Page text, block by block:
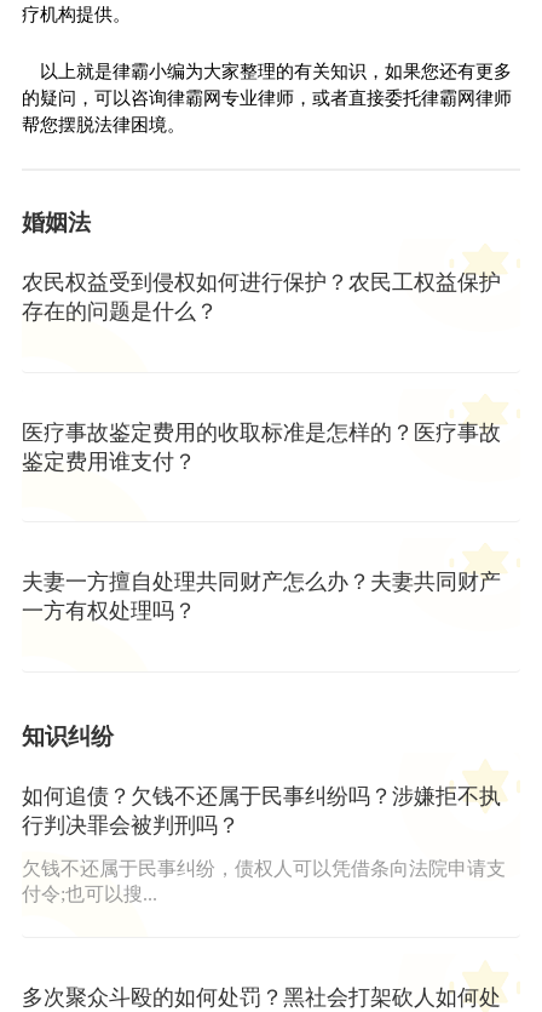
疗机构提供。
以上就是律霸小编为大家整理的有关知识，如果您还有更多
的疑问，可以咨询律霸网专业律师，或者直接委托律霸网律师
帮您摆脱法律困境。
婚姻法
农民权益受到侵权如何进行保护？农民工权益保护
存在的问题是什么？
医疗事故鉴定费用的收取标准是怎样的？医疗事故
鉴定费用谁支付？
夫妻一方擅自处理共同财产怎么办？夫妻共同财产
一方有权处理吗？
知识纠纷
如何追债？欠钱不还属于民事纠纷吗？涉嫌拒不执
行判决罪会被判刑吗？
欠钱不还属于民事纠纷，债权人可以凭借条向法院申请支
付令;也可以搜...
多次聚众斗殴的如何处罚？黑社会打架砍人如何处